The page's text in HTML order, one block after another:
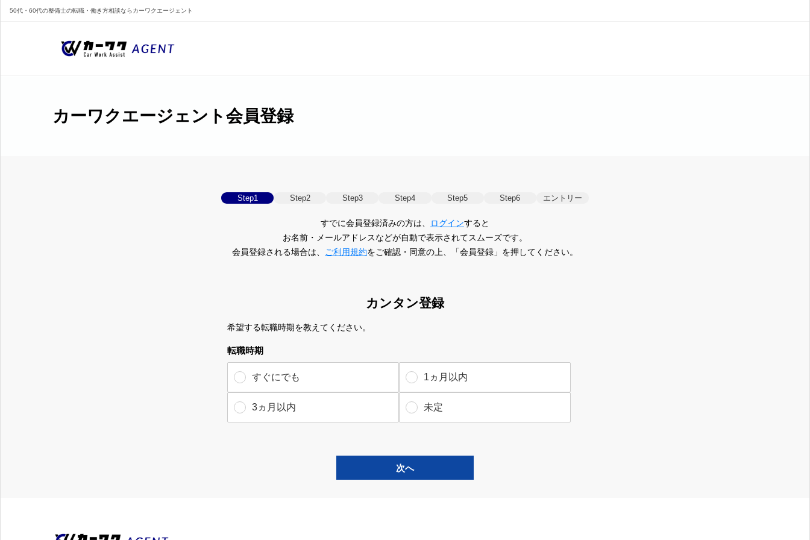
50代・60代の整備士の転職・働き方相談ならカーワクエージェント
カーワクエージェント会員登録
Step1 Step2 Step3 Step4 Step5 Step6 エントリー
すでに会員登録済みの方は、 ログインすると
お名前・メールアドレスなどが自動で表示されてスムーズです。
会員登録される場合は、
ご利用規約をご確認・同意の上、 「会員登録」を押してください。
カンタン登録
希望する転職時期を教えてください。
転職時期
すぐにでも 1ヵ月以内
3ヵ月以内 未定
次へ